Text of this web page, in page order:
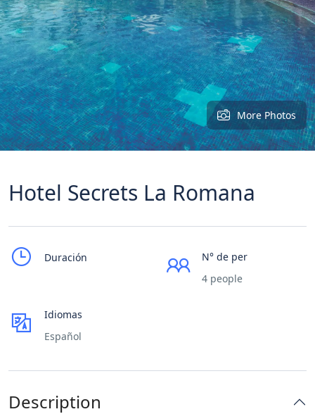
More Photos
Hotel Secrets La Romana
Duración
N° de per
4 people
Idiomas
Español
Description